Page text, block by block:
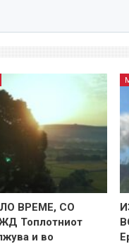
ВРЕМЕ, СО
Топлотниот
и во